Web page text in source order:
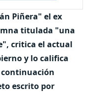
Piñera" el ex
titulada "una
critica el actual
y lo califica
escrito por